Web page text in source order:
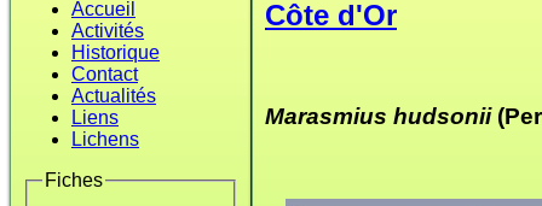
Accueil
Activités
Historique
Contact
Actualités
Liens
Lichens
Fiches
Côte d'Or
Marasmius hudsonii